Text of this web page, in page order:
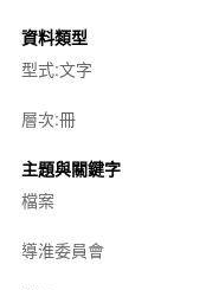
資料類型
型式:文字
層次:冊
主題與關鍵字
檔案
導淮委員會